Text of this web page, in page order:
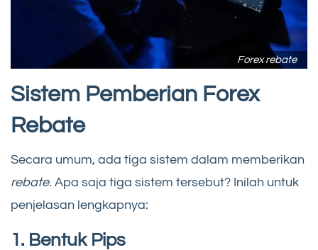
Forex rebate
Sistem Pemberian Forex
Rebate
Secara umum, ada tiga sistem dalam memberikan
rebate. Apa saja tiga sistem tersebut? Inilah untuk
penjelasan lengkapnya:
1. Bentuk Pips